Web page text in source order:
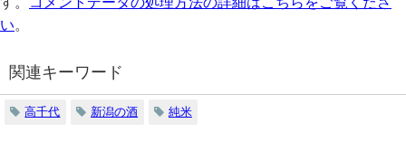
い。
関連キーワード
高千代 新潟の酒 純米